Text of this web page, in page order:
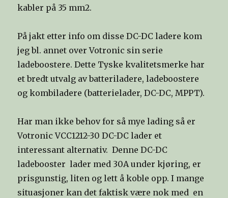
kabler på 35 mm2.
På jakt etter info om disse DC-DC ladere kom
jeg bl. annet over Votronic sin serie
ladeboostere. Dette Tyske kvalitetsmerke har
et bredt utvalg av batteriladere, ladeboostere
og kombiladere (batterielader, DC-DC, MPPT).
Har man ikke behov for så mye lading så er
Votronic VCC1212-30 DC-DC lader et
interessant alternativ. Denne DC-DC
ladebooster lader med 30A under kjøring, er
prisgunstig, liten og lett å koble opp. I mange
situasjoner kan det faktisk være nok med en